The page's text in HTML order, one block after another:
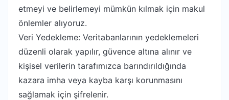
etmeyi ve belirlemeyi mümkün kılmak için makul
önlemler alıyoruz.
Veri Yedekleme: Veritabanlarının yedeklemeleri
düzenli olarak yapılır, güvence altına alınır ve
kişisel verilerin tarafımızca barındırıldığında
kazara imha veya kayba karşı korunmasını
sağlamak için şifrelenir.